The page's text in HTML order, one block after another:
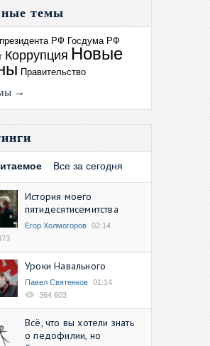
темы
РФ Госдума РФ
Коррупция Новые
Правительство
→
Все за сегодня
История моего
пятидесятисемитства
Егор Холмогоров 02:14
Уроки Навального
Павел Святенков 01:14
364 603
Всё, что вы хотели знать
о педофилии, но